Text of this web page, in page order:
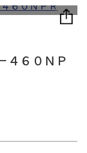
４６０ＮＰ